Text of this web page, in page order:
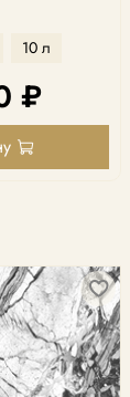
10 л
₽